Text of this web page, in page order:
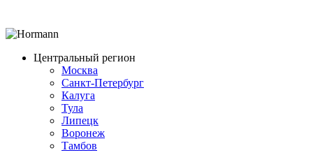
Центральный регион
Москва
Санкт-Петербург
Калуга
Тула
Липецк
Воронеж
Тамбов